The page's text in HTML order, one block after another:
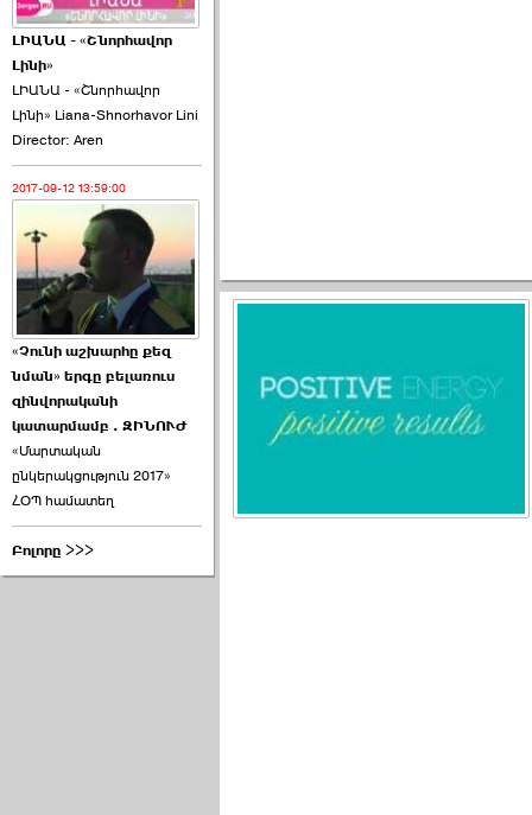
ԼԻԱՆԱ - «Շնորհավոր
Լինի»
ԼԻԱՆԱ - «Շնորհավոր
Լինի» Liana-Shnorhavor Lini
Director: Aren
2017-09-12 13:59:00
«Չունի աշխարհը քեզ
նման» երգը բելառուս
զինվորականի
կատարմամբ . ԶԻՆՈՒԺ
«Մարտական
ընկերակցություն 2017»
ՀՕՊ համատեղ
Բոլորը >>>